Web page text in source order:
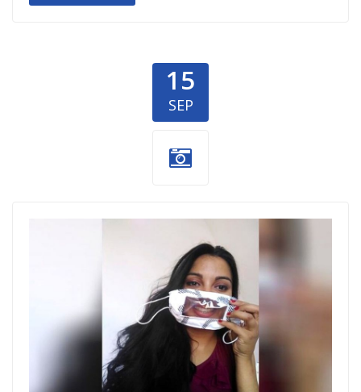
15
SEP
maske-za-
osobe- sa-
ostecenim-
sluhom.jpg